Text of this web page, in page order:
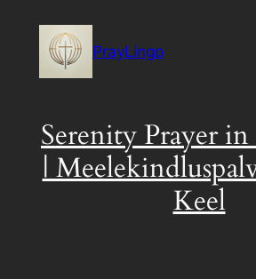
content
PrayLingo
Serenity Prayer
|
Keel